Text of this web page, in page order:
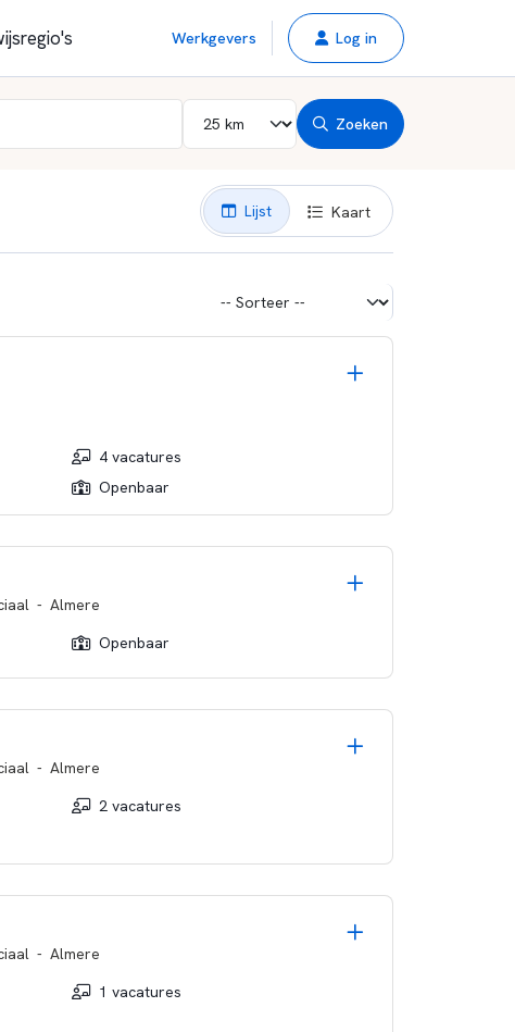
Werkgevers Log in
Zoeken
Lijst Kaart
4 vacatures
Openbaar
- Almere
Openbaar
- Almere
2 vacatures
- Almere
1 vacatures